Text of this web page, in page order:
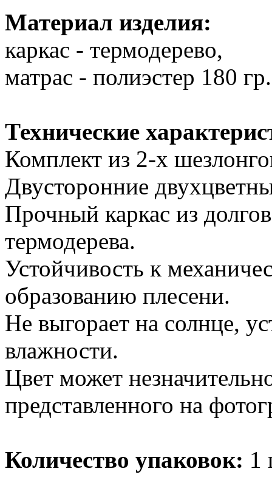
Материал изделия:
каркас - термодерево,
матрас - полиэстер 180 гр.
Технические
Комплект из 2-х
Двусторонние
Прочный каркас из
термодерева.
Устойчивость к
образованию плесени.
Не выгорает на солнце,
влажности.
Цвет может
представленного на
Количество упаковок: 1